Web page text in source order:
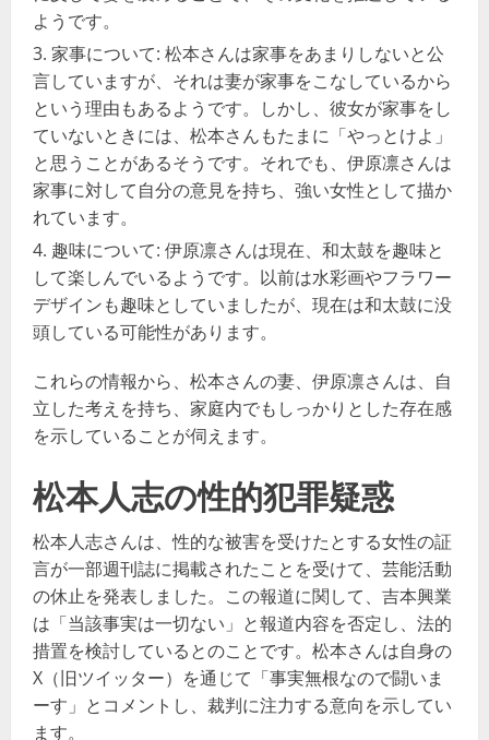
ようです。
家事について: 松本さんは家事をあまりしないと公
言していますが、それは妻が家事をこなしているから
という理由もあるようです。しかし、彼女が家事をし
ていないときには、松本さんもたまに「やっとけよ」
と思うことがあるそうです。それでも、伊原凛さんは
家事に対して自分の意見を持ち、強い女性として描か
れています。
趣味について: 伊原凛さんは現在、和太鼓を趣味と
して楽しんでいるようです。以前は水彩画やフラワー
デザインも趣味としていましたが、現在は和太鼓に没
頭している可能性があります。
これらの情報から、松本さんの妻、伊原凛さんは、自
立した考えを持ち、家庭内でもしっかりとした存在感
を示していることが伺えます​​​​​​。
松本人志の性的犯罪疑惑
松本人志さんは、性的な被害を受けたとする女性の証
言が一部週刊誌に掲載されたことを受けて、芸能活動
の休止を発表しました。この報道に関して、吉本興業
は「当該事実は一切ない」と報道内容を否定し、法的
措置を検討しているとのことです。松本さんは自身の
X（旧ツイッター）を通じて「事実無根なので闘いま
ーす」とコメントし、裁判に注力する意向を示してい
ます​​​​​​。